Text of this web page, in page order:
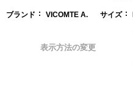
ブランド VICOMTE A. サイズ
表示方法の変更